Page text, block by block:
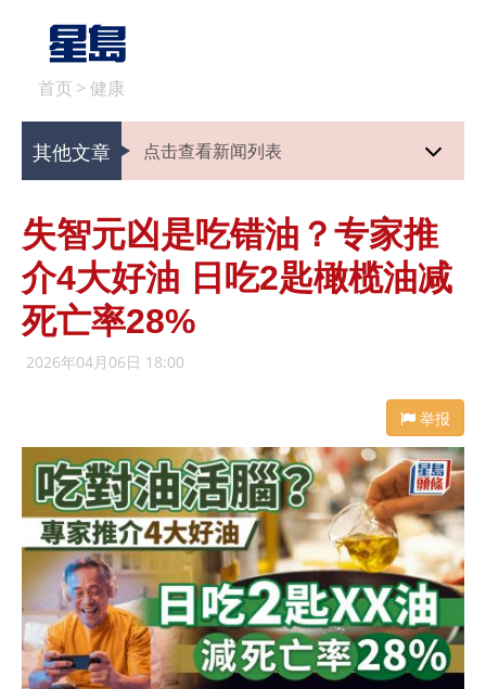
首页 > 健康
其他文章 点击查看新闻列表
失智元凶是吃错油？专家推
介4大好油 日吃2匙橄榄油减
死亡率28%
2026年04月06日 18:00
举报